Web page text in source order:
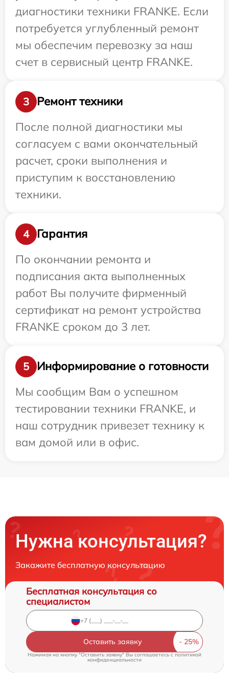
диагностики техники FRANKE. Если
потребуется углубленный ремонт
мы обеспечим перевозку за наш
счет в сервисный центр FRANKE.
3
Ремонт техники
После полной диагностики мы
согласуем с вами окончательный
расчет, сроки выполнения и
приступим к восстановлению
техники.
4
Гарантия
По окончании ремонта и
подписания акта выполненных
работ Вы получите фирменный
сертификат на ремонт устройства
FRANKE сроком до 3 лет.
5
Информирование о готовности
Мы сообщим Вам о успешном
тестировании техники FRANKE, и
наш сотрудник привезет технику к
вам домой или в офис.
Нужна консультация?
Закажите бесплатную консультацию
Бесплатная консультация со
специалистом
Оставить заявку
Нажимая на кнопку "Оставить заявку" Вы соглашаетесь cполитикой
конфиденциальности